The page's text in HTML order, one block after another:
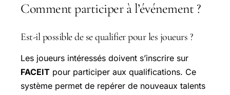
Comment participer à l’événement ?
Est-il possible de se qualifier pour les joueurs ?
Les joueurs intéressés doivent s’inscrire sur
FACEIT pour participer aux qualifications. Ce
système permet de repérer de nouveaux talents